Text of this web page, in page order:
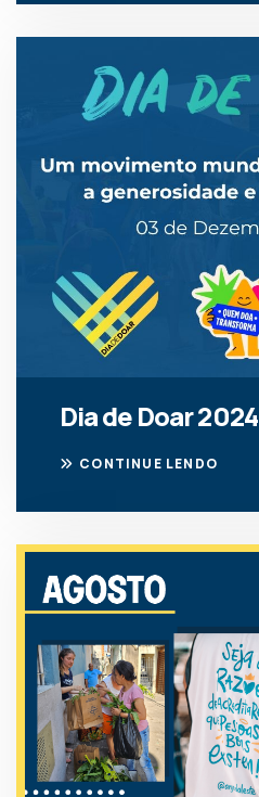
Dia de Doar 2024
CONTINUE LENDO